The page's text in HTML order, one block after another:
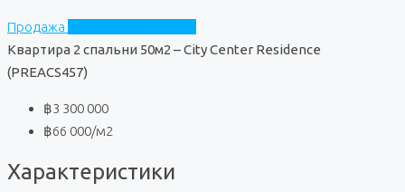
Продажа
Квартира 2 спальни 50м2 – City Center Residence
(PREACS457)
฿3 300 000
฿66 000/м2
Характеристики